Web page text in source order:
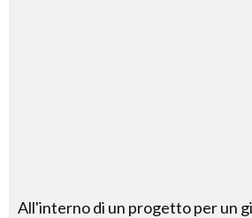
All'interno di un progetto per un